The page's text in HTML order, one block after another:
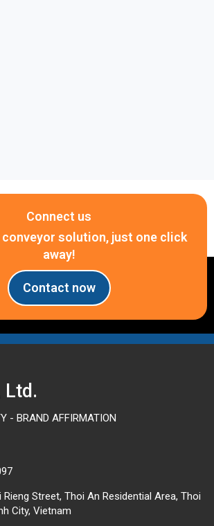
Connect us
solution, just one click
away!
Contact now
Ltd.
- BRAND AFFIRMATION
Street, Thoi An Residential Area, Thoi
City, Vietnam